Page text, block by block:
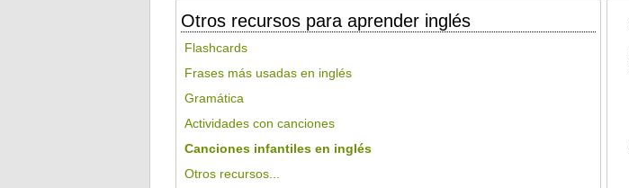
Otros recursos para aprender inglés
Flashcards
Frases más usadas en inglés
Gramática
Actividades con canciones
Canciones infantiles en inglés
Otros recursos...